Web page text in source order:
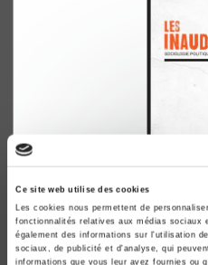
Ce site web utilise des cookies
Les cookies nous permettent de
fonctionnalités relatives aux médias sociaux
également des informations sur l'utilisation
sociaux, de publicité et d'analyse, qui
informations que vous leur avez fournies ou
Les inaudibles
Sociologie politique des
Céline Braconnier, Nonna Mayer